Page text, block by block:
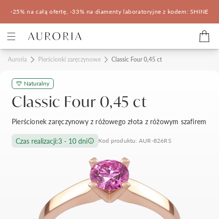
-25% na całą ofertę, -33% na diamenty laboratoryjne z kodem: SHINE
Kategorie
Pierścionki zaręczynowe
Pomocne
Konfigurator 3D
Salony Auroria
Salony Auroria
Salon Auroria Arkadia
Korzyści z zakupu
Auroria Pierścionki zaręczynowe Classic Four 0,45 ct
Naturalny
Classic Four 0,45 ct
Pierścionek zaręczynowy z różowego złota z różowym szafirem
Czas realizacji:3 - 10 dni Kod produktu: AUR-826RS